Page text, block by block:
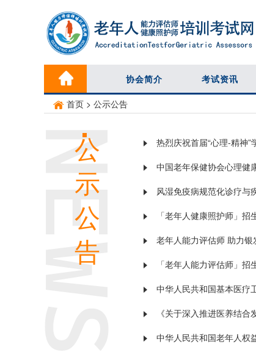
协会简介 考试资讯
首页 > 公示公告
公
示
公
告
热烈庆祝首届“心理-精神”
中国老年保健协会心理健
风湿免疫病规范化诊疗与
「老年人健康照护师」招
老年人能力评估师 助力
「老年人能力评估师」招
中华人民共和国基本医疗
《关于深入推进医养结
中华人民共和国老年人权